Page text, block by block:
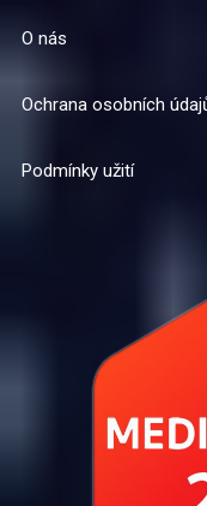
O nás
Ochrana osobních
Podmínky užití